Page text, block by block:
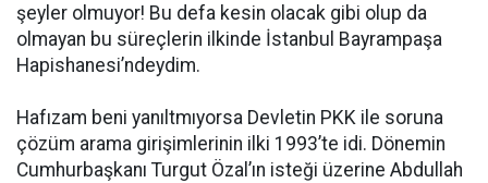
şeyler olmuyor! Bu defa kesin olacak gibi olup da
olmayan bu süreçlerin ilkinde İstanbul Bayrampaşa
Hapishanesi’ndeydim.
Hafızam beni yanıltmıyorsa Devletin PKK ile soruna
çözüm arama girişimlerinin ilki 1993’te idi. Dönemin
Cumhurbaşkanı Turgut Özal’ın isteği üzerine Abdullah